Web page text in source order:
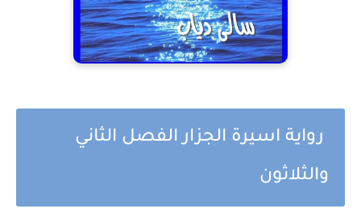
رواية اسيرة الجزار الفصل الثاني
والثلاثون